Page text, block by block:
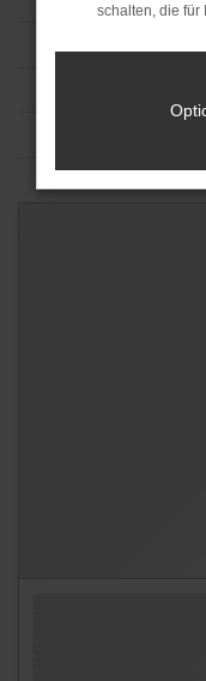
schalten, die für